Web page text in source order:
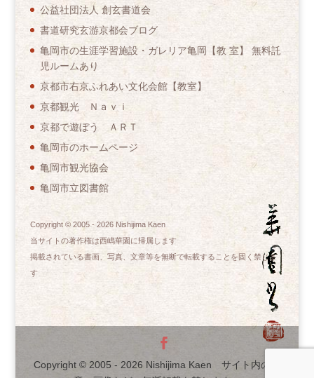
公益社団法人 創玄書道会
書道研究玄游京都会ブログ
亀岡市の生涯学習施設・ガレリア亀岡【教 室】 無料託
児ルームあり
京都市右京ふれあい文化会館【教室】
京都観光 Ｎａｖｉ
京都で遊ぼう ＡＲＴ
亀岡市のホームページ
亀岡市観光協会
亀岡市立図書館
Copyright © 2005 - 2026Nishijima Kaen
当サイトの著作権は西嶋華園に帰属します
掲載されている書画、写真、文章等を無断で転載することを固く禁じま
す
Copyright © 2005 - 2026 Nishijima Kaen サイト内の文